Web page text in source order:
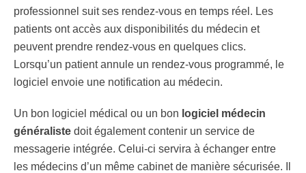
professionnel suit ses rendez-vous en temps réel. Les
patients ont accès aux disponibilités du médecin et
peuvent prendre rendez-vous en quelques clics.
Lorsqu’un patient annule un rendez-vous programmé, le
logiciel envoie une notification au médecin.
Un bon logiciel médical ou un bon logiciel médecin
généraliste doit également contenir un service de
messagerie intégrée. Celui-ci servira à échanger entre
les médecins d’un même cabinet de manière sécurisée. Il